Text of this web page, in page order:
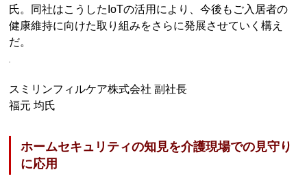
氏。同社はこうしたIoTの活用により、今後もご入居者の
健康維持に向けた取り組みをさらに発展させていく構え
だ。
スミリンフィルケア株式会社 副社長
福元 均氏
ホームセキュリティの知見を介護現場での見守り
に応用